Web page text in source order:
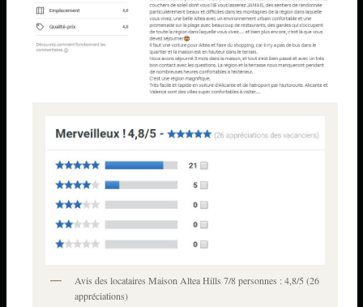
Avis des locataires Maison Altea Hills 7/8 personnes : 4,8/5 (26
appréciations)